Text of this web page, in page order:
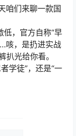
咱们来聊一款国
低，官方自称“早
咳，是扔进实战
扒光给你看。
学徒”，还是“一